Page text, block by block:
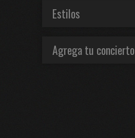
Estilos
Agrega tu concierto